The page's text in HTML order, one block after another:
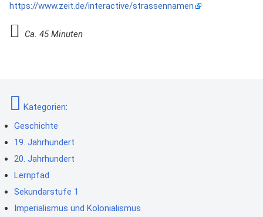
https://www.zeit.de/interactive/strassennamen
Ca. 45 Minuten
Kategorien:
Geschichte
19. Jahrhundert
20. Jahrhundert
Lernpfad
Sekundarstufe 1
Imperialismus und Kolonialismus